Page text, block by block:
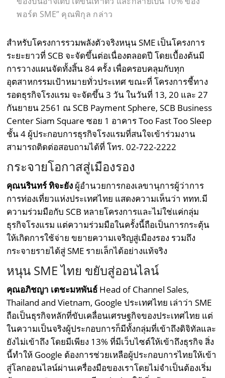
พอร์ต SME” คุณพิกุล กล่าว
สำหรับโครงการรวมพลังตัวจริงหนุน SME เป็นโครงการ
ระยะยาวที่ SCB จะจัดขึ้นต่อเนื่องตลอดปี โดยเบื้องต้นมี
การวางแผนจัดทั้งสิ้น 84 ครั้ง เพื่อครอบคลุมกับทุก
อุตสาหกรรมเป้าหมายทั่วประเทศ ขณะที่ โครงการชี้ทาง
รอดธุรกิจโรงแรม จะจัดขึ้น 3 วัน ในวันที่ 13, 20 และ 27
กันยายน 2561 ณ SCB Payment Sphere, SCB Business
Center Siam Square ซอย 1 อาคาร Too Fast Too Sleep
ชั้น 4 ผู้ประกอบการธุรกิจโรงแรมที่สนใจเข้าร่วมงาน
สามารถติดต่อสอบถามได้ที่ โทร. 02-722-2222
กระจายโอกาสสู่เมืองรอง
คุณนรินทร์ ทิจะยัง ผู้อำนวยการกองเลขานุการผู้ว่าการ
การท่องเที่ยวแห่งประเทศไทย แสดงความเห็นว่า ททท.มี
ความร่วมมือกับ SCB หลายโครงการและไม่ใช่แค่กลุ่ม
ธุรกิจโรงแรม แต่ความร่วมมือในครั้งนี้ถือเป็นการกระตุ้น
ให้เกิดการใช้จ่าย ขยายความเจริญสู่เมืองรอง รวมถึง
กระจายรายได้สู่ SME รายเล็กได้อย่างแท้จริง
หนุน SME ไทย ขยับสู่ออนไลน์
คุณอภิชญา เตชะมหพันธ์ Head of Channel Sales,
Thailand and Vietnam, Google ประเทศไทย เล่าว่า SME
ถือเป็นธุรกิจหลักที่ขับเคลื่อนเศรษฐกิจของประเทศไทย แต่
ในความเป็นจริงผู้ประกอบการก็มีทั้งกลุ่มที่เข้าถึงดิจิทัลและ
ยังไม่เข้าถึง โดยมีเพียง 13% ที่มีเว็บไซต์ให้เข้าถึงธุรกิจ สิ่ง
นี้ทำให้ Google ต้องการช่วยเหลือผู้ประกอบการไทยให้เข้า
สู่โลกออนไลน์ผ่านเครื่องมือของเราโดยไม่จำเป็นต้องเริ่ม